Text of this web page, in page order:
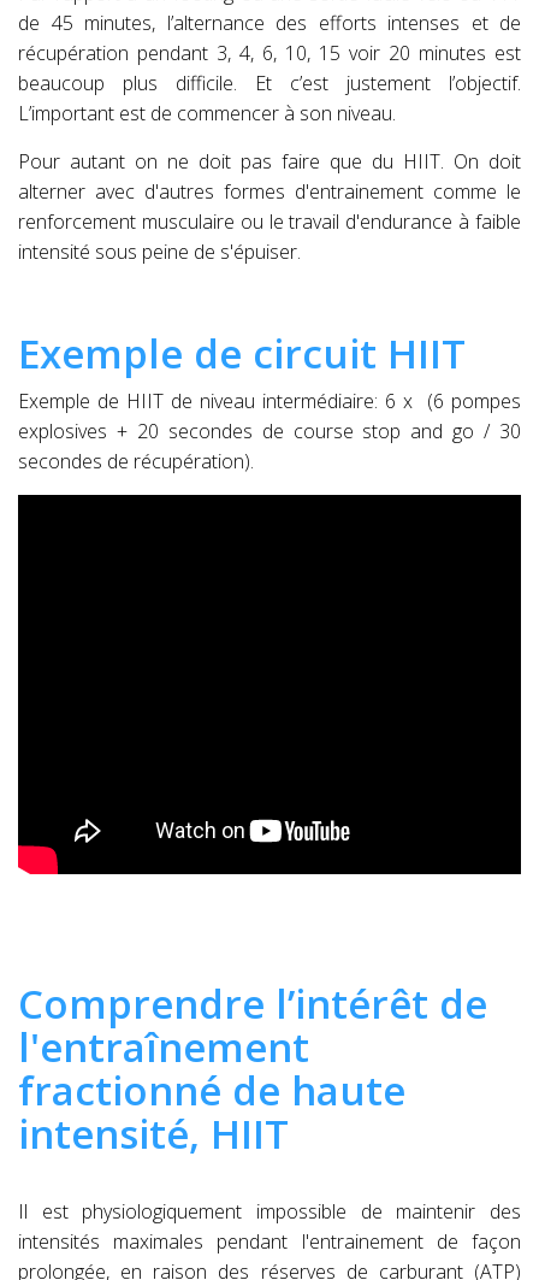
de 45 minutes, l’alternance des efforts intenses et de
récupération pendant 3, 4, 6, 10, 15 voir 20 minutes est
beaucoup plus difficile. Et c’est justement l’objectif.
L’important est de commencer à son niveau.
Pour autant on ne doit pas faire que du HIIT. On doit
alterner avec d'autres formes d'entrainement comme le
renforcement musculaire ou le travail d'endurance à faible
intensité sous peine de s'épuiser.
Exemple de circuit HIIT
Exemple de HIIT de niveau intermédiaire: 6 x (6 pompes
explosives + 20 secondes de course stop and go / 30
secondes de récupération).
Comprendre l’intérêt de
l'entraînement
fractionné de haute
intensité, HIIT
Il est physiologiquement impossible de maintenir des
intensités maximales pendant l'entrainement de façon
prolongée, en raison des réserves de carburant (ATP)